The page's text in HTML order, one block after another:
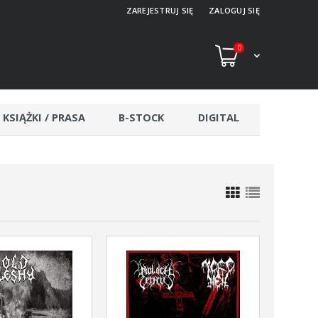
ZAREJESTRUJ SIĘ ZALOGUJ SIĘ
0
KSIĄŻKI / PRASA B-STOCK DIGITAL